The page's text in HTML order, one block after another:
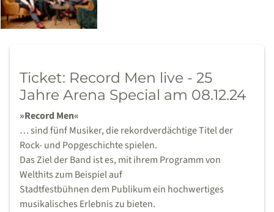
Ticket: Record Men live - 25
Jahre Arena Special am 08.12.24
»Record Men«
… sind fünf Musiker, die rekordverdächtige Titel der
Rock- und Popgeschichte spielen.
Das Ziel der Band ist es, mit ihrem Programm von
Welthits zum Beispiel auf
Stadtfestbühnen dem Publikum ein hochwertiges
musikalisches Erlebnis zu bieten.